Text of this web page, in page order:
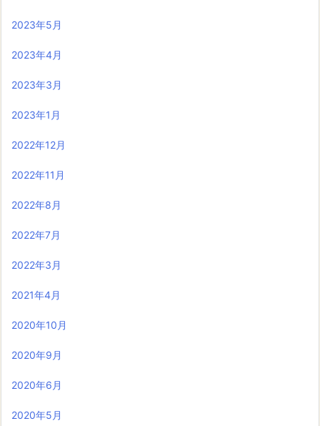
2023年5月
2023年4月
2023年3月
2023年1月
2022年12月
2022年11月
2022年8月
2022年7月
2022年3月
2021年4月
2020年10月
2020年9月
2020年6月
2020年5月